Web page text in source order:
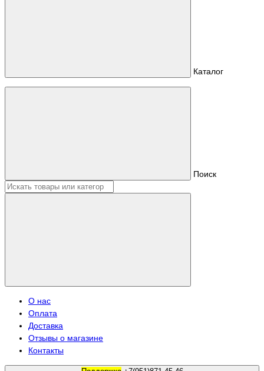
Каталог
Поиск
О нас
Оплата
Доставка
Отзывы о магазине
Контакты